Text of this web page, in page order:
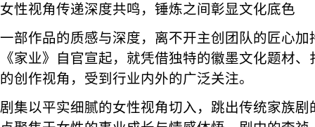
女性视角传递深度共鸣，锤炼之间彰显文化底色
一部作品的质感与深度，离不开主创团队的匠心
《家业》自官宣起，就凭借独特的徽墨文化题材
的创作视角，受到行业内外的广泛关注。
剧集以平实细腻的女性视角切入，跳出传统家族